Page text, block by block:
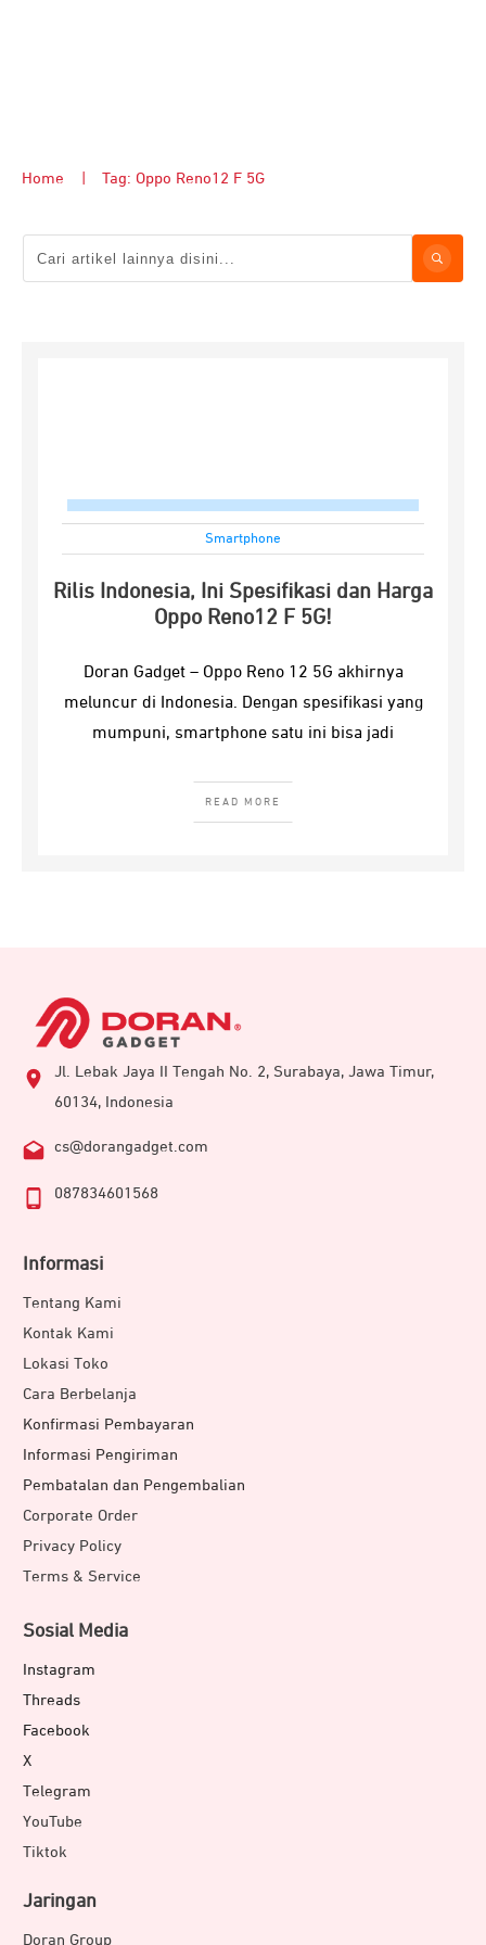
Home Tag: Oppo Reno12 F 5G
Smartphone
Rilis Indonesia, Ini Spesifikasi dan Harga
Oppo Reno12 F 5G!
Doran Gadget – Oppo Reno 12 5G akhirnya
meluncur di Indonesia. Dengan spesifikasi yang
mumpuni, smartphone satu ini bisa jadi
READ MORE
Jl. Lebak Jaya II Tengah No. 2, Surabaya, Jawa Timur,
60134, Indonesia
cs@dorangadget.com
087834601568
Informasi
Tentang Kami
Kontak Kami
Lokasi Toko
Cara Berbelanja
Konfirmasi Pembayaran
Informasi Pengiriman
Pembatalan dan Pengembalian
Corporate Order
Privacy Policy
Terms & Service
Sosial Media
Instagram
Threads
Facebook
X
Telegram
YouTube
Tiktok
Jaringan
Doran Group